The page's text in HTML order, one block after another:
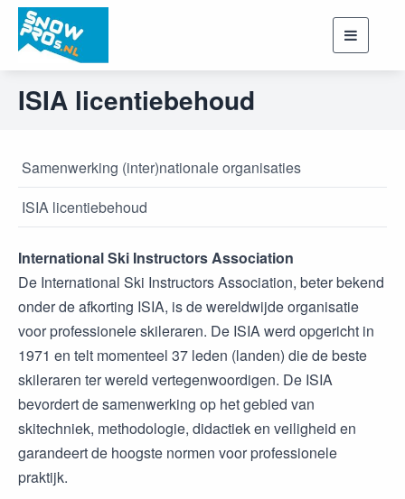
Toggle
ISIA licentiebehoud
Samenwerking (inter)nationale organisaties
ISIA licentiebehoud
International Ski Instructors Association
De International Ski Instructors Association, beter bekend
onder de afkorting ISIA, is de wereldwijde organisatie
voor professionele skileraren. De ISIA werd opgericht in
1971 en telt momenteel 37 leden (landen) die de beste
skileraren ter wereld vertegenwoordigen. De ISIA
bevordert de samenwerking op het gebied van
skitechniek, methodologie, didactiek en veiligheid en
garandeert de hoogste normen voor professionele
praktijk.